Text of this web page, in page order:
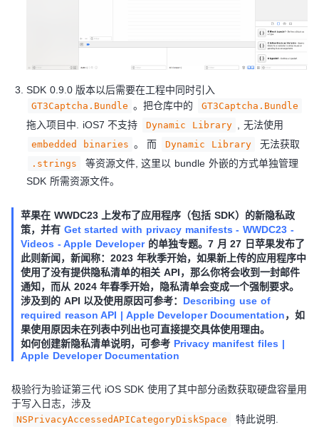
SDK 0.9.0 版本以后需要在工程中同时引入
GT3Captcha.Bundle 。把仓库中的 GT3Captcha.Bundle
拖入项目中. iOS7 不支持 Dynamic Library , 无法使用
embedded binaries 。 而 Dynamic Library 无法获取
.strings
等资源文件, 这里以 bundle 外嵌的方式单独管理
SDK 所需资源文件。
苹果在 WWDC23 上发布了应用程序（包括 SDK）的新隐私政
策，并有 Get started with privacy manifests - WWDC23 -
Videos - Apple Developer的单独专题。7 月 27 日苹果发布了
此则新闻，新闻称：2023 年秋季开始，如果新上传的应用程序中
使用了没有提供隐私清单的相关 API，那么你将会收到一封邮件
通知，而从 2024 年春季开始，隐私清单会变成一个强制要求。
涉及到的 API 以及使用原因可参考： Describing use of
required reason API | Apple Developer Documentation，如
果使用原因未在列表中列出也可直接提交具体使用理由。
如何创建新隐私清单说明，可参考 Privacy manifest files |
Apple Developer Documentation
极验行为验证第三代 iOS SDK 使用了其中部分函数获取硬盘容量用
于写入日志，涉及
NSPrivacyAccessedAPICategoryDiskSpace 特此说明.